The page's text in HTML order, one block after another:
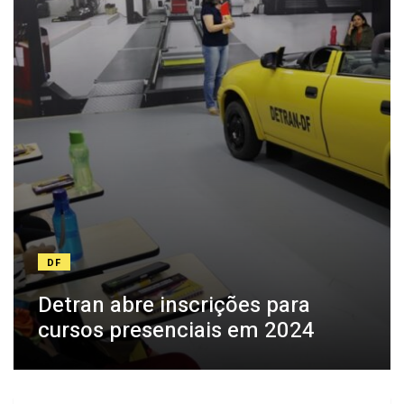
DF
Detran abre inscrições para
cursos presenciais em 2024